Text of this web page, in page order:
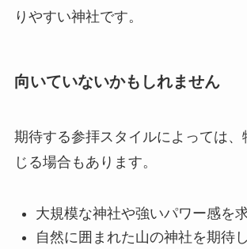
りやすい神社です。
向いていないかもしれません
期待する参拝スタイルによっては、
じる場合もあります。
大規模な神社や強いパワー感を
自然に囲まれた山の神社を期待